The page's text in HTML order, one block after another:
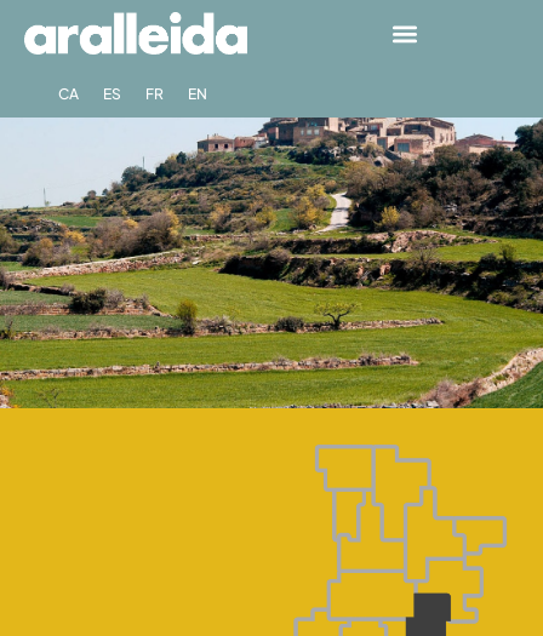
CA ES FR EN